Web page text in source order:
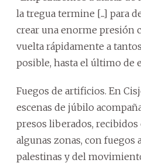
la tregua termine [...] para
crear una enorme presión
vuelta rápidamente a
posible, hasta el último de
Fuegos de artificios. En
escenas de júbilo
presos liberados, recibidos
algunas zonas, con fuegos
palestinas y del